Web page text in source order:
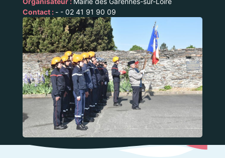
Contact : - - 02 41 91 90 09